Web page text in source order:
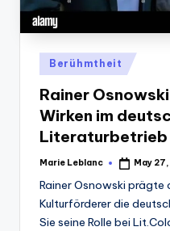
Posted
in
Berühmtheit
Rainer
Wirken im
Literaturbetrieb
Posted
Marie Leblanc May
Rainer Osnowski prägte
Kulturförderer die
Sie seine Rolle bei